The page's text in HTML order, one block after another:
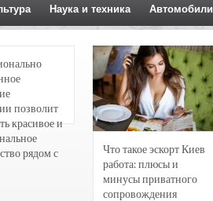
Наука и техника Автомобили
позволит
красивое и
рядом с
Что такое эскорт Киев
работа: плюсы и
минусы приватного
сопровождения